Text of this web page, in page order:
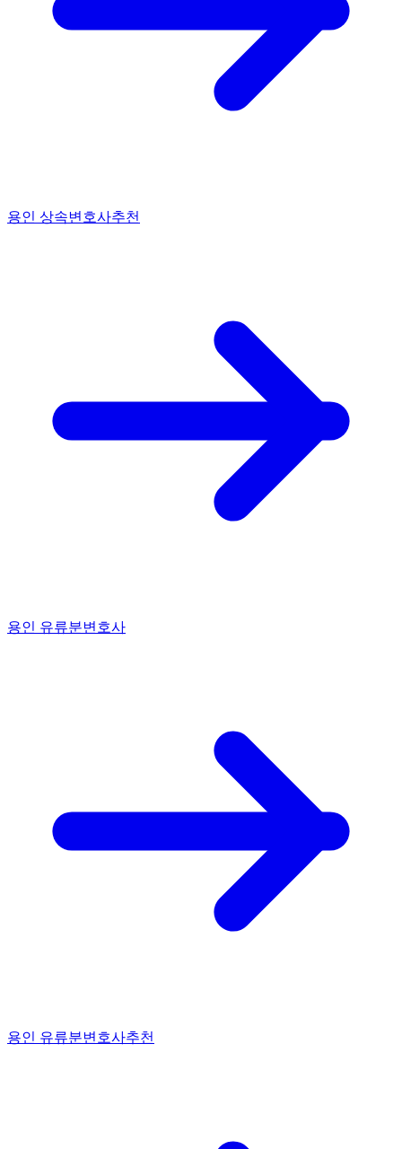
용인 상속변호사추천
용인 유류분변호사
용인 유류분변호사추천